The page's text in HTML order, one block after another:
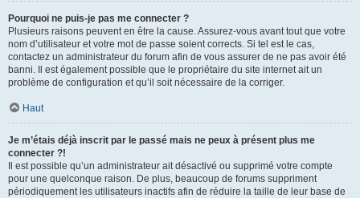
Pourquoi ne puis-je pas me connecter ?
Plusieurs raisons peuvent en être la cause. Assurez-vous avant tout que votre
nom d’utilisateur et votre mot de passe soient corrects. Si tel est le cas,
contactez un administrateur du forum afin de vous assurer de ne pas avoir été
banni. Il est également possible que le propriétaire du site internet ait un
problème de configuration et qu’il soit nécessaire de la corriger.
Haut
Je m’étais déjà inscrit par le passé mais ne peux à présent plus me
connecter ?!
Il est possible qu’un administrateur ait désactivé ou supprimé votre compte
pour une quelconque raison. De plus, beaucoup de forums suppriment
périodiquement les utilisateurs inactifs afin de réduire la taille de leur base de